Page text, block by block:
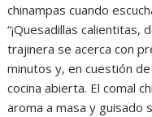
chinampas cuando
“¡Quesadillas calientitas,
trajinera se acerca con
minutos y, en cuestión
cocina abierta. El comal
aroma a masa y guisado